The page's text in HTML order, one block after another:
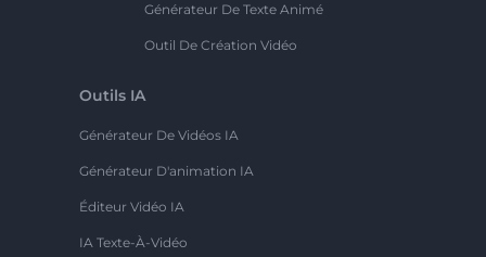
Générateur De Texte Animé
Outil De Création Vidéo
Outils IA
Générateur De Vidéos IA
Générateur D'animation IA
Éditeur Vidéo IA
IA Texte-À-Vidéo